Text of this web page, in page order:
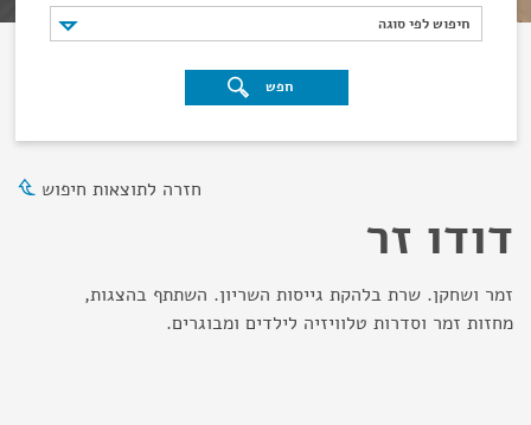
חיפוש לפי סוגה
חיפוש לפי סוגה
חפש
חזרה לתוצאות חיפוש
דודו זר
זמר ושחקן. שרת בלהקת גייסות השריון. השתתף בהצגות,
מחזות זמר וסדרות טלוויזיה לילדים ומבוגרים.